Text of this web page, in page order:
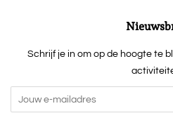
Schrijf je in om op de hoogte te